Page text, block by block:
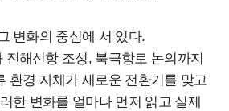
변화의 중심에 서 있다.
진해신항 조성, 북극항로 논의까지
환경 자체가 새로운 전환기를 맞고
한 변화를 얼마나 먼저 읽고 실제